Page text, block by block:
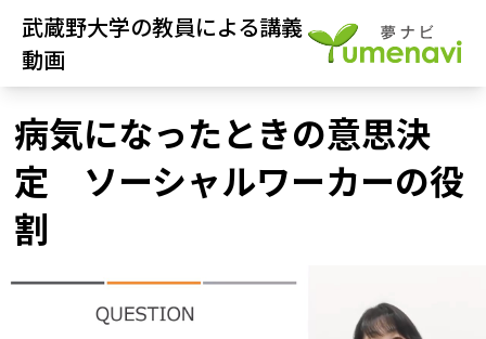
武蔵野大学の教員による講義
動画
病気になったときの意思決
定 ソーシャルワーカーの役
割